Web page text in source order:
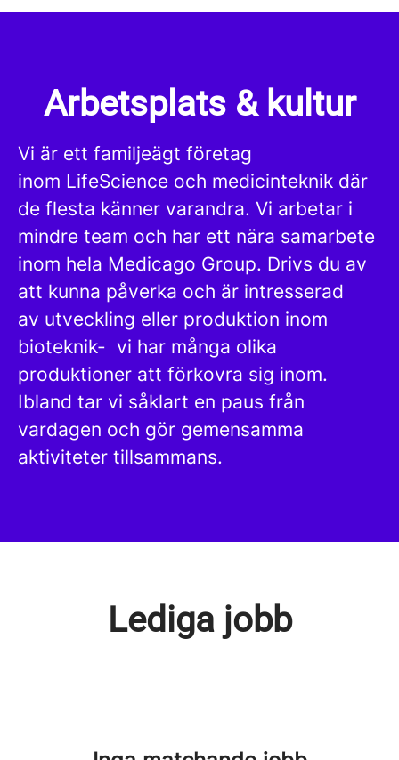
Arbetsplats & kultur
Vi är ett familjeägt företag
inom LifeScience och medicinteknik där
de flesta känner varandra. Vi arbetar i
mindre team och har ett nära samarbete
inom hela Medicago Group. Drivs du av
att kunna påverka och är intresserad
av utveckling eller produktion inom
bioteknik- vi har många olika
produktioner att förkovra sig inom.
Ibland tar vi såklart en paus från
vardagen och gör gemensamma
aktiviteter tillsammans.
Lediga jobb